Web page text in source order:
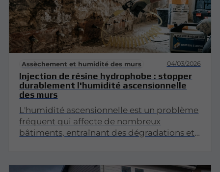
Assèchement et humidité des murs 04/03/2026
Injection de résine hydrophobe : stopper
durablement l'humidité ascensionnelle
des murs
L'humidité ascensionnelle est un problème
fréquent qui affecte de nombreux
bâtiments, entraînant des dégradations et
solution efficace pour traiter ce